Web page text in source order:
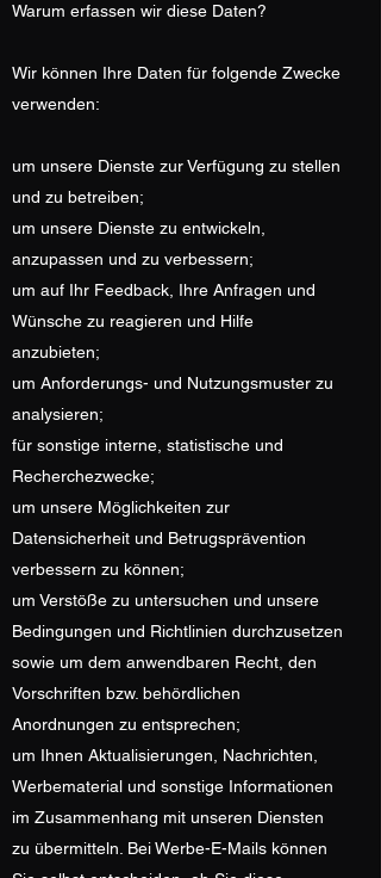
Warum erfassen wir diese Daten?
Wir können Ihre Daten für folgende Zwecke
verwenden:
um unsere Dienste zur Verfügung zu stellen
und zu betreiben;
um unsere Dienste zu entwickeln,
anzupassen und zu verbessern;
um auf Ihr Feedback, Ihre Anfragen und
Wünsche zu reagieren und Hilfe
anzubieten;
um Anforderungs- und Nutzungsmuster zu
analysieren;
für sonstige interne, statistische und
Recherchezwecke;
um unsere Möglichkeiten zur
Datensicherheit und Betrugsprävention
verbessern zu können;
um Verstöße zu untersuchen und unsere
Bedingungen und Richtlinien durchzusetzen
sowie um dem anwendbaren Recht, den
Vorschriften bzw. behördlichen
Anordnungen zu entsprechen;
um Ihnen Aktualisierungen, Nachrichten,
Werbematerial und sonstige Informationen
im Zusammenhang mit unseren Diensten
zu übermitteln. Bei Werbe-E-Mails können